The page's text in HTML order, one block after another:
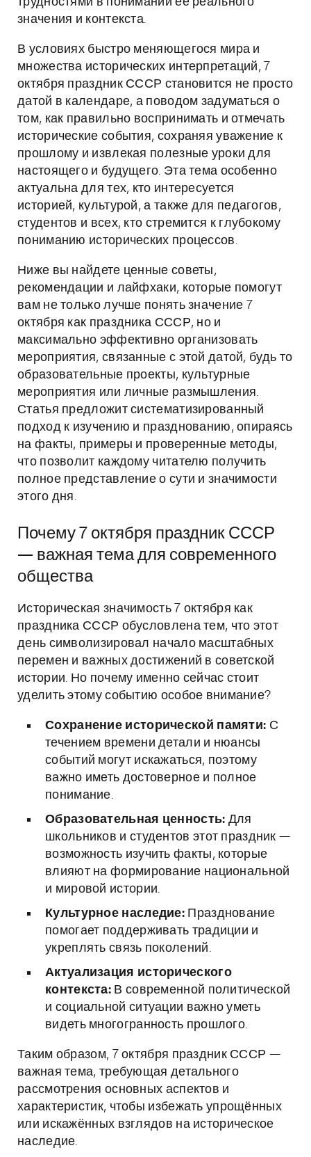
значения и контекста.
В условиях быстро меняющегося мира и
множества исторических интерпретаций, 7
октября праздник СССР становится не просто
датой в календаре, а поводом задуматься о
том, как правильно воспринимать и отмечать
исторические события, сохраняя уважение к
прошлому и извлекая полезные уроки для
настоящего и будущего. Эта тема особенно
актуальна для тех, кто интересуется
историей, культурой, а также для педагогов,
студентов и всех, кто стремится к глубокому
пониманию исторических процессов.
Ниже вы найдете ценные советы,
рекомендации и лайфхаки, которые помогут
вам не только лучше понять значение 7
октября как праздника СССР, но и
максимально эффективно организовать
мероприятия, связанные с этой датой, будь то
образовательные проекты, культурные
мероприятия или личные размышления.
Статья предложит систематизированный
подход к изучению и празднованию, опираясь
на факты, примеры и проверенные методы,
что позволит каждому читателю получить
полное представление о сути и значимости
этого дня.
Почему 7 октября праздник СССР
— важная тема для современного
общества
Историческая значимость 7 октября как
праздника СССР обусловлена тем, что этот
день символизировал начало масштабных
перемен и важных достижений в советской
истории. Но почему именно сейчас стоит
уделить этому событию особое внимание?
Сохранение исторической памяти: С
течением времени детали и нюансы
событий могут искажаться, поэтому
важно иметь достоверное и полное
понимание.
Образовательная ценность: Для
школьников и студентов этот праздник —
возможность изучить факты, которые
влияют на формирование национальной
и мировой истории.
Культурное наследие: Празднование
помогает поддерживать традиции и
укреплять связь поколений.
Актуализация исторического
контекста: В современной политической
и социальной ситуации важно уметь
видеть многогранность прошлого.
Таким образом, 7 октября праздник СССР —
важная тема, требующая детального
рассмотрения основных аспектов и
характеристик, чтобы избежать упрощённых
или искажённых взглядов на историческое
наследие.